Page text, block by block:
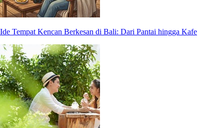
Ide Tempat Kencan Berkesan di Bali: Dari Pantai hingga Kafe